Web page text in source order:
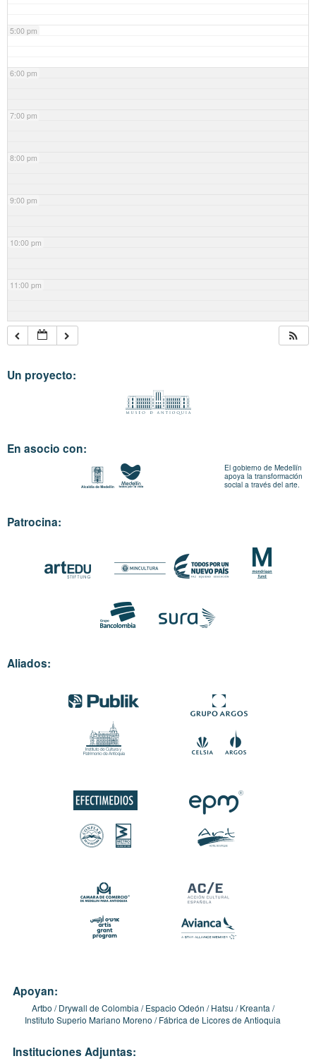
5:00 pm
6:00 pm
7:00 pm
8:00 pm
9:00 pm
10:00 pm
11:00 pm
Un proyecto:
En asocio con:
El gobierno de Medellín
apoya la transformación
social a través del arte.
Patrocina:
Aliados:
Apoyan:
Artbo Drywall de Colombia Espacio Odeón Hatsu
Kreanta
Instituto Superio Mariano Moreno
Fábrica de Licores de Antioquia
Instituciones Adjuntas: